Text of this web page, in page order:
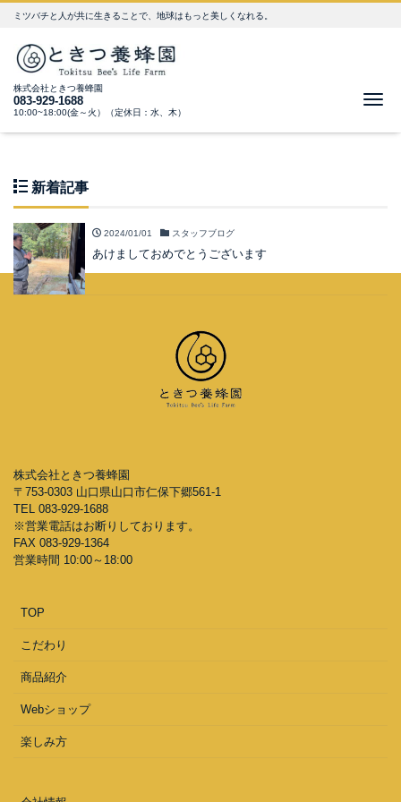
ミツバチと人が共に生きることで、地球はもっと美しくなれる。
株式会社ときつ養蜂園
083-929-1688
10:00~18:00(金～火）（定休日：水、木）
新着記事
2024/01/01 スタッフブログ
あけましておめでとうございます
株式会社ときつ養蜂園
〒753-0303 山口県山口市仁保下郷561-1
TEL 083-929-1688
※営業電話はお断りしております。
FAX 083-929-1364
営業時間 10:00～18:00
TOP
こだわり
商品紹介
Webショップ
楽しみ方